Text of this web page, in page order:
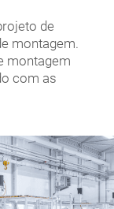
de
montagem.
montagem
com as